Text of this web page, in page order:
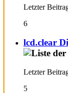
Letzter
6
lcd.clear
Letzter
5